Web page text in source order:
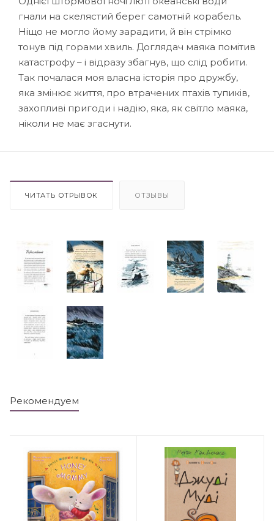
гнали на скелястий берег самотній корабель.
Ніщо не могло йому зарадити, й він стрімко
тонув під горами хвиль. Доглядач маяка помітив
катастрофу – і відразу збагнув, що слід робити.
Так почалася моя власна історія про дружбу,
яка змінює життя, про втрачених птахів тупиків,
захопливі пригоди і надію, яка, як світло маяка,
ніколи не має згаснути.
ЧИТАТЬ ОТРЫВОК ОТЗЫВЫ
Рекомендуем